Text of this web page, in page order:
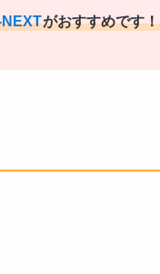
がおすすめです！